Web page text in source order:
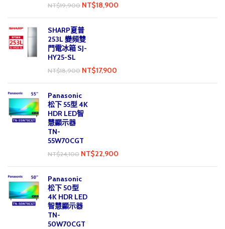
NT$19,900 NT$18,900
SHARP夏普
253L 變頻雙
門電冰箱 SJ-
HY25-SL
NT$18,900 NT$17,900
Panasonic
松下 55型 4K
HDR LED智
慧顯示器
TN-
55W70CGT
NT$24,100 NT$22,900
Panasonic
松下 50型
4K HDR LED
智慧顯示器
TN-
50W70CGT